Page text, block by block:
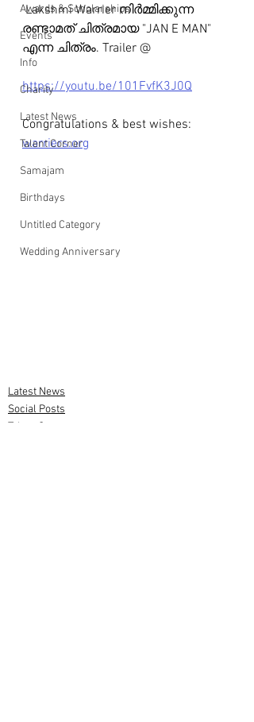
Awards & Scholarships
Events
Info
Charity
Latest News
Talent Corner
Samajam
Birthdays
Untitled Category
Wedding Anniversary
Lakshmi Warrier നിർമ്മിക്കുന്ന
രണ്ടാമത് ചിത്രമായ "JAN E MAN"
എന്ന ചിത്രം. Trailer @
https://youtu.be/101FvfK3J0Q
Congratulations & best wishes:
warriers.org
Latest News
Social Posts
Talent Corner